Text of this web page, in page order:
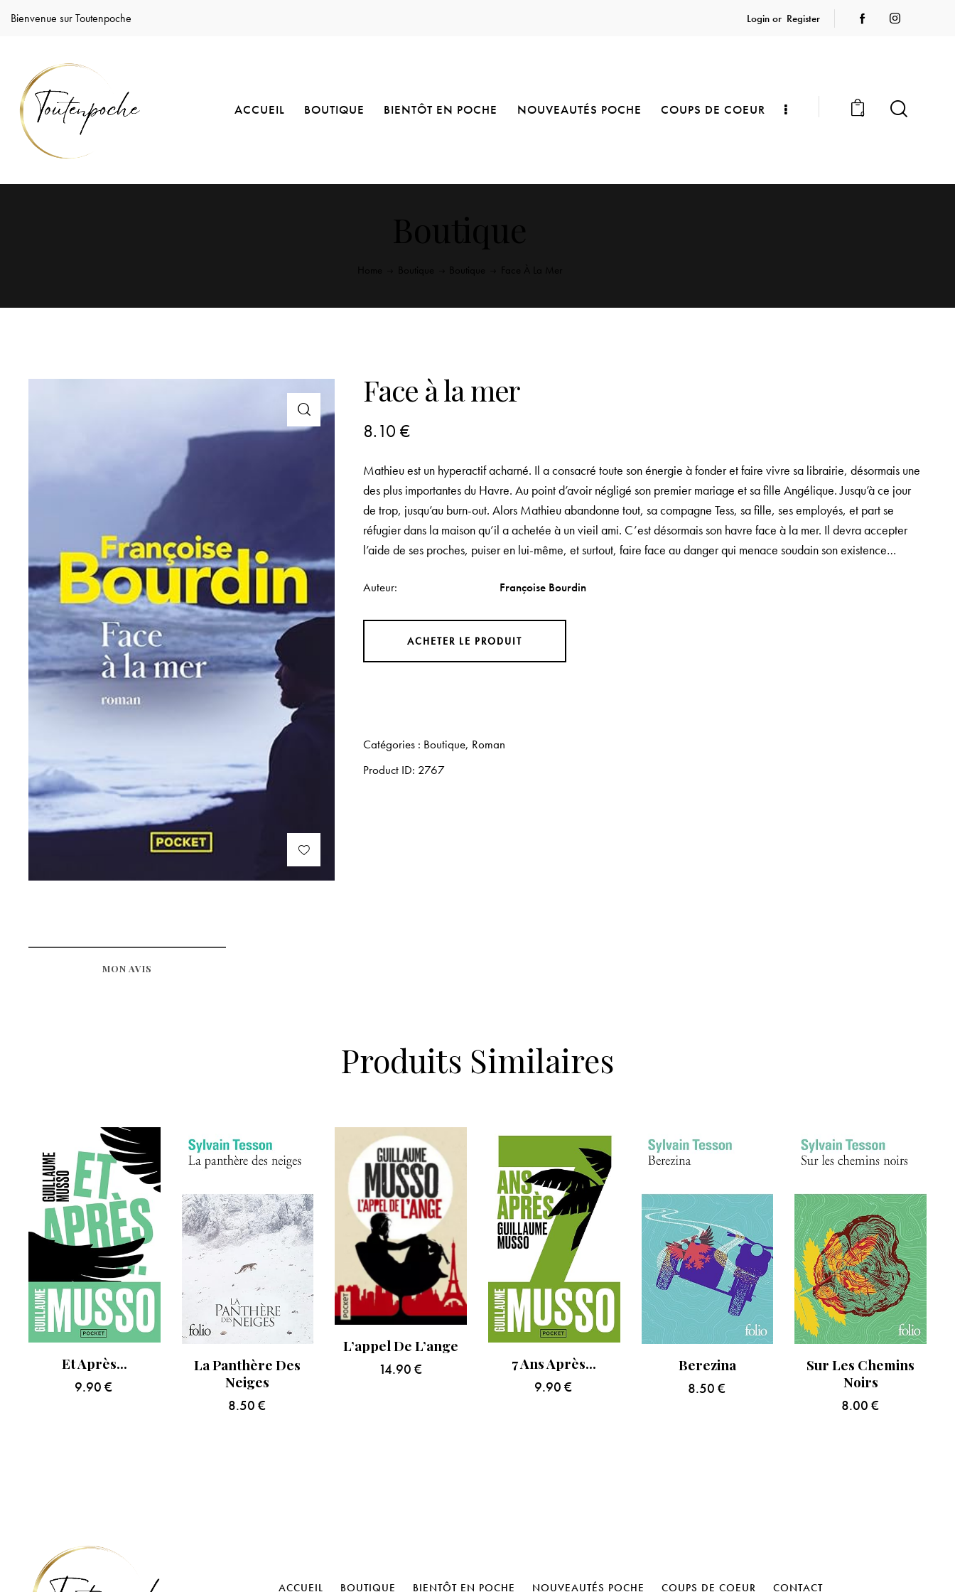
Bienvenue sur Toutenpoche Login or Register
ACCUEIL BOUTIQUE BIENTÔT EN POCHE NOUVEAUTÉS POCHE COUPS DE COEUR 0
Face à la mer
8.10€
Mathieu est un hyperactif acharné. Il a consacré toute son énergie à fonder et faire vivre sa librairie, désormais une
des plus importantes du Havre. Au point d’avoir négligé son premier mariage et sa fille Angélique. Jusqu’à ce jour
de trop, jusqu’au burn-out. Alors Mathieu abandonne tout, sa compagne Tess, sa fille, ses employés, et part se
réfugier dans la maison qu’il a achetée à un vieil ami. C’est désormais son havre face à la mer. Il devra accepter
l’aide de ses proches, puiser en lui-même, et surtout, faire face au danger qui menace soudain son existence…
Auteur Françoise Bourdin
ACHETER LE PRODUIT
Catégories : Boutique, Roman
Product ID: 2767
MON AVIS
Produits Similaires
Et Après…
9.90€
La Panthère Des
Neiges
8.50 €
L’appel De L’ange
14.90 € 7 Ans Après…
9.90€
Berezina
8.50 €
Sur Les Chemins
Noirs
8.00 €
ACCUEIL BOUTIQUE BIENTÔT EN POCHE NOUVEAUTÉS POCHE COUPS DE COEUR CONTACT